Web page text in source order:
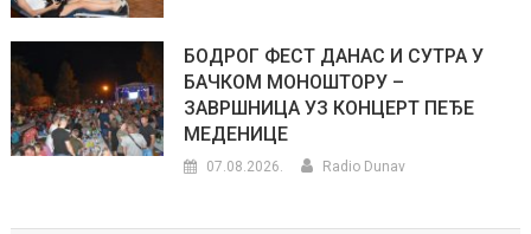
БОДРОГ ФЕСТ ДАНАС И СУТРА У
БАЧКОМ МОНОШТОРУ –
ЗАВРШНИЦА УЗ КОНЦЕРТ ПЕЂЕ
МЕДЕНИЦЕ
07.08.2026. Radio Dunav